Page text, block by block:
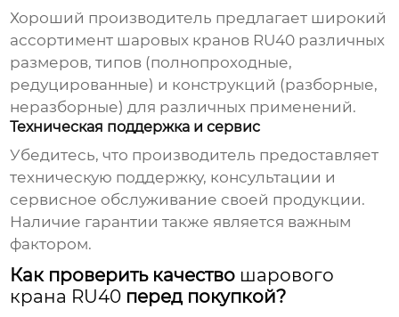
Хороший производитель предлагает широкий
ассортимент шаровых кранов RU40 различных
размеров, типов (полнопроходные,
редуцированные) и конструкций (разборные,
неразборные) для различных применений.
Техническая поддержка и сервис
Убедитесь, что производитель предоставляет
техническую поддержку, консультации и
сервисное обслуживание своей продукции.
Наличие гарантии также является важным
фактором.
Как проверить качество шарового
крана RU40 перед покупкой?